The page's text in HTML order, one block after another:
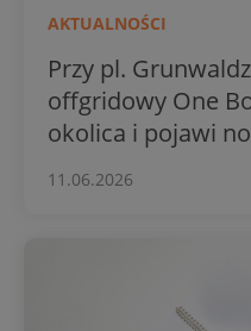
AKTUALNOŚCI
Przy pl.
offgridowy One
okolica i pojawi
11.06.2026